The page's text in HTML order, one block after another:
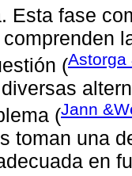
Esta fase
(Astorga
(Jann
toman una
en